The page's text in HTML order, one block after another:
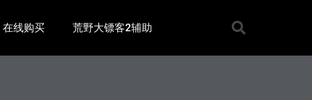
在线购买 荒野大镖客2辅助